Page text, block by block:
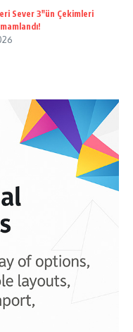
Sever 3″ün Çekimleri